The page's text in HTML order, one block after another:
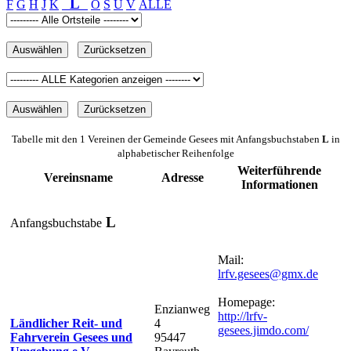
F G H J K L O S U V ALLE
Tabelle mit den 1 Vereinen der Gemeinde Gesees mit Anfangsbuchstaben L in
alphabetischer Reihenfolge
Vereinsname Adresse
Weiterführende
Informationen
Anfangsbuchstabe L
Ländlicher Reit- und
Fahrverein Gesees und
Enzianweg
4
95447
Mail:
lrfv.gesees@gmx.de
Homepage:
http://lrfv-
gesees.jimdo.com/